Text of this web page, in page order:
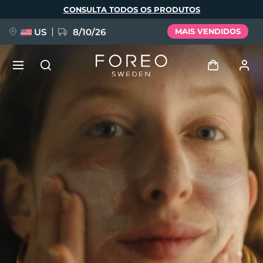
principal
CONSULTA TODOS OS PRODUTOS
US 8/10/26 MAIS VENDIDOS
Entrar
Perfil de usuário
Meus aparelhos
Meus pedidos
Meus endereços
As minhas subscrições
FAQ™ Pure Beauty-Tech Elixir
issa™ Teeth Whitening Set
Español
Français
Português
Русский
繁體中文